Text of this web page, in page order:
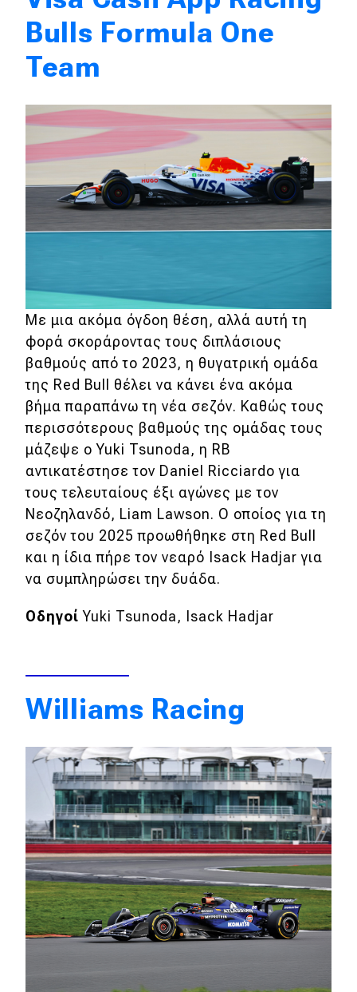
Bulls Formula One
Team
Με μια ακόμα όγδοη θέση, αλλά αυτή τη
φορά σκοράροντας τους διπλάσιους
βαθμούς από το 2023, η θυγατρική ομάδα
της Red Bull θέλει να κάνει ένα ακόμα
βήμα παραπάνω τη νέα σεζόν. Καθώς τους
περισσότερους βαθμούς της ομάδας τους
μάζεψε ο Yuki Tsunoda, η RB
αντικατέστησε τον Daniel Ricciardo για
τους τελευταίους έξι αγώνες με τον
Νεοζηλανδό, Liam Lawson. Ο οποίος για τη
σεζόν του 2025 προωθήθηκε στη Red Bull
και η ίδια πήρε τον νεαρό Isack Ηadjar για
να συμπληρώσει την δυάδα.
Οδηγοί Yuki Tsunoda, Isack Ηadjar
Williams Racing